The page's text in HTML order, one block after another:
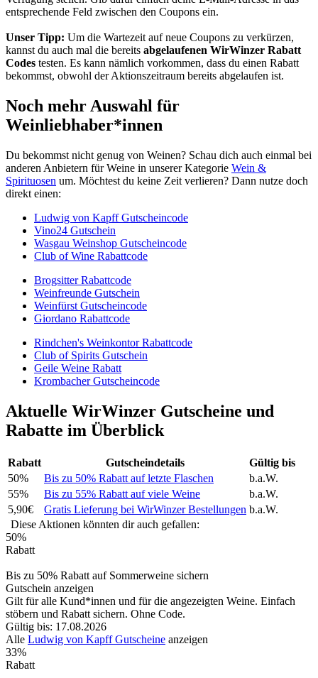
entsprechende Feld zwischen den Coupons ein.
Unser Tipp: Um die Wartezeit auf neue Coupons zu verkürzen,
kannst du auch mal die bereits abgelaufenen WirWinzer Rabatt
Codes testen. Es kann nämlich vorkommen, dass du einen Rabatt
bekommst, obwohl der Aktionszeitraum bereits abgelaufen ist.
Noch mehr Auswahl für
Weinliebhaber*innen
Du bekommst nicht genug von Weinen? Schau dich auch einmal bei
anderen Anbietern für Weine in unserer Kategorie Wein &
Spirituosen um. Möchtest du keine Zeit verlieren? Dann nutze doch
direkt einen:
Ludwig von Kapff Gutscheincode
Vino24 Gutschein
Wasgau Weinshop Gutscheincode
Club of Wine Rabattcode
Brogsitter Rabattcode
Weinfreunde Gutschein
Weinfürst Gutscheincode
Giordano Rabattcode
Rindchen's Weinkontor Rabattcode
Club of Spirits Gutschein
Geile Weine Rabatt
Krombacher Gutscheincode
Aktuelle WirWinzer Gutscheine und
Rabatte im Überblick
Rabatt Gutscheindetails
Gültig bis
50%
Bis zu 50% Rabatt auf letzte Flaschen
b.a.W.
55%
Bis zu 55% Rabatt auf viele Weine
b.a.W.
5,90€
Gratis Lieferung bei WirWinzer Bestellungen b.a.W.
Diese Aktionen könnten dir auch gefallen:
50%
Rabatt
Bis zu 50% Rabatt auf Sommerweine sichern
Gutschein anzeigen
Gilt für alle Kund*innen und für die angezeigten Weine. Einfach
stöbern und Rabatt sichern. Ohne Code.
Gültig bis: 17.08.2026
Alle Ludwig von Kapff Gutscheine anzeigen
33%
Rabatt